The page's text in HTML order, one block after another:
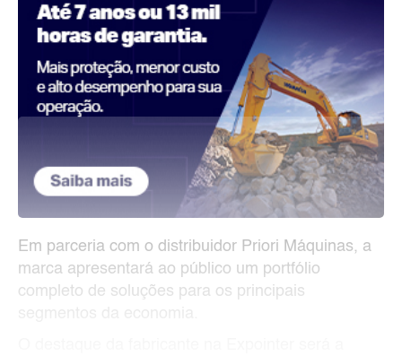
Em parceria com o distribuidor Priori Máquinas, a
marca apresentará ao público um portfólio
completo de soluções para os principais